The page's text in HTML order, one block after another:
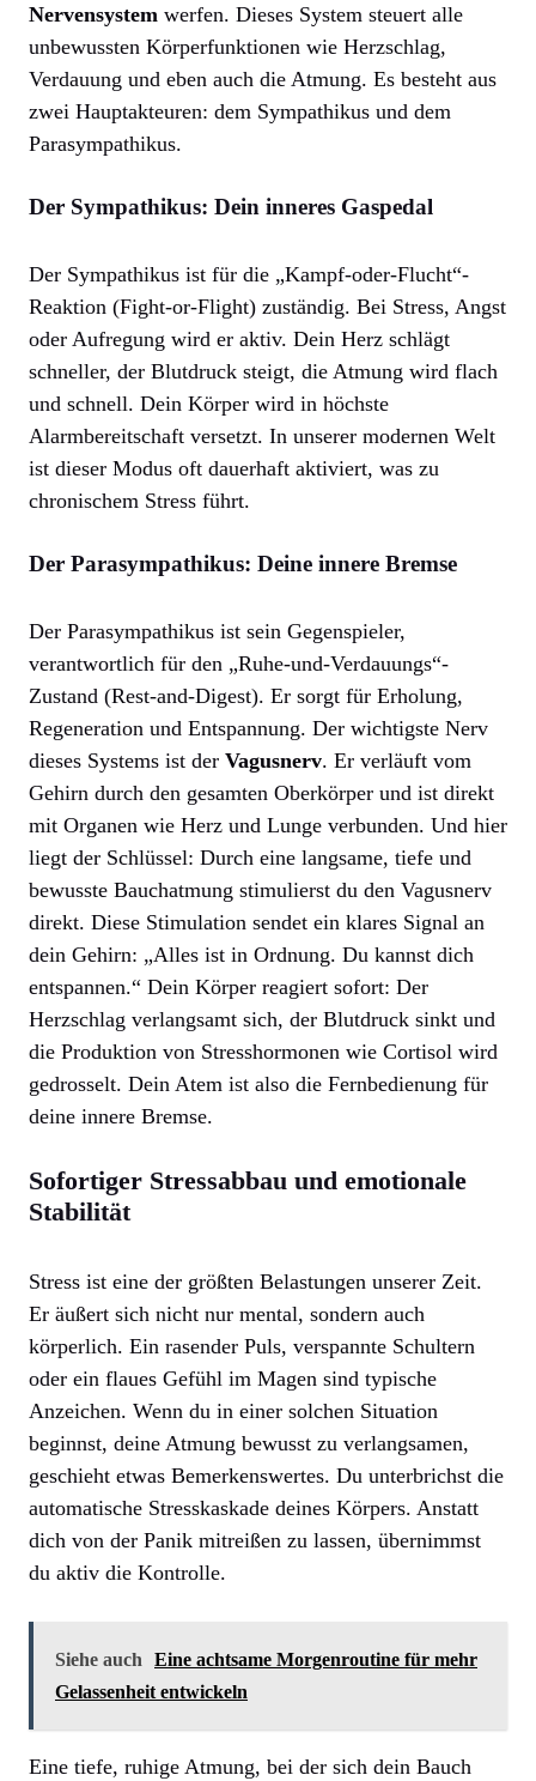
Nervensystem werfen. Dieses System steuert alle
unbewussten Körperfunktionen wie Herzschlag,
Verdauung und eben auch die Atmung. Es besteht aus
zwei Hauptakteuren: dem Sympathikus und dem
Parasympathikus.
Der Sympathikus: Dein inneres Gaspedal
Der Sympathikus ist für die „Kampf-oder-Flucht“-
Reaktion (Fight-or-Flight) zuständig. Bei Stress, Angst
oder Aufregung wird er aktiv. Dein Herz schlägt
schneller, der Blutdruck steigt, die Atmung wird flach
und schnell. Dein Körper wird in höchste
Alarmbereitschaft versetzt. In unserer modernen Welt
ist dieser Modus oft dauerhaft aktiviert, was zu
chronischem Stress führt.
Der Parasympathikus: Deine innere Bremse
Der Parasympathikus ist sein Gegenspieler,
verantwortlich für den „Ruhe-und-Verdauungs“-
Zustand (Rest-and-Digest). Er sorgt für Erholung,
Regeneration und Entspannung. Der wichtigste Nerv
dieses Systems ist der Vagusnerv. Er verläuft vom
Gehirn durch den gesamten Oberkörper und ist direkt
mit Organen wie Herz und Lunge verbunden. Und hier
liegt der Schlüssel: Durch eine langsame, tiefe und
bewusste Bauchatmung stimulierst du den Vagusnerv
direkt. Diese Stimulation sendet ein klares Signal an
dein Gehirn: „Alles ist in Ordnung. Du kannst dich
entspannen.“ Dein Körper reagiert sofort: Der
Herzschlag verlangsamt sich, der Blutdruck sinkt und
die Produktion von Stresshormonen wie Cortisol wird
gedrosselt. Dein Atem ist also die Fernbedienung für
deine innere Bremse.
Sofortiger Stressabbau und emotionale
Stabilität
Stress ist eine der größten Belastungen unserer Zeit.
Er äußert sich nicht nur mental, sondern auch
körperlich. Ein rasender Puls, verspannte Schultern
oder ein flaues Gefühl im Magen sind typische
Anzeichen. Wenn du in einer solchen Situation
beginnst, deine Atmung bewusst zu verlangsamen,
geschieht etwas Bemerkenswertes. Du unterbrichst die
automatische Stresskaskade deines Körpers. Anstatt
dich von der Panik mitreißen zu lassen, übernimmst
du aktiv die Kontrolle.
Siehe auch
Eine achtsame Morgenroutine für mehr
Gelassenheit entwickeln
Eine tiefe, ruhige Atmung, bei der sich dein Bauch